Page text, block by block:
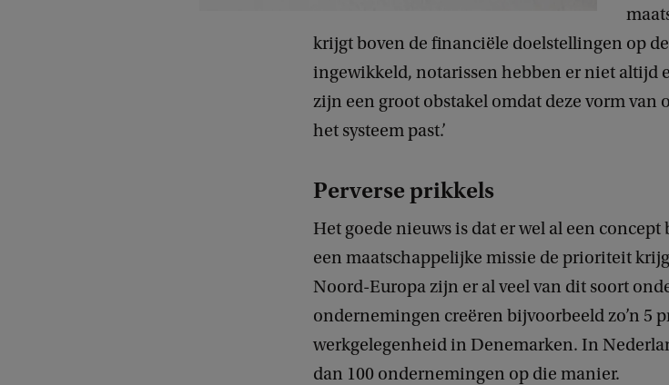
krijgt boven de financiële doelstellingen op
ingewikkeld, notarissen hebben er niet altijd
zijn een groot obstakel omdat deze vorm
het systeem past.’
Perverse prikkels
Het goede nieuws is dat er wel al een
een maatschappelijke missie de prioriteit
Noord-Europa zijn er al veel van dit soort
ondernemingen creëren bijvoorbeeld zo’n 5
werkgelegenheid in Denemarken. In
dan 100 ondernemingen op die manier.